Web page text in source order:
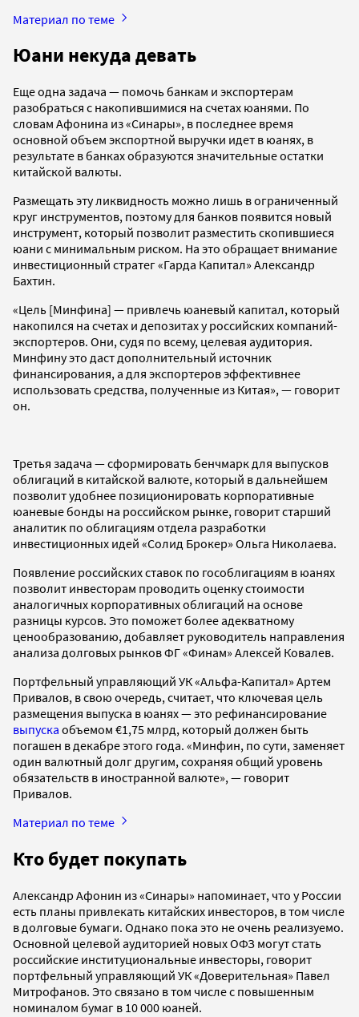
Материал по теме
Юани некуда девать
Еще одна задача — помочь банкам и экспортерам
разобраться с накопившимися на счетах юанями. По
словам Афонина из «Синары», в последнее время
основной объем экспортной выручки идет в юанях, в
результате в банках образуются значительные остатки
китайской валюты.
Размещать эту ликвидность можно лишь в ограниченный
круг инструментов, поэтому для банков появится новый
инструмент, который позволит разместить скопившиеся
юани с минимальным риском. На это обращает внимание
инвестиционный стратег «Гарда Капитал» Александр
Бахтин.
«Цель [Минфина] — привлечь юаневый капитал, который
накопился на счетах и депозитах у российских компаний-
экспортеров. Они, судя по всему, целевая аудитория.
Минфину это даст дополнительный источник
финансирования, а для экспортеров эффективнее
использовать средства, полученные из Китая», — говорит
он.
Третья задача — сформировать бенчмарк для выпусков
облигаций в китайской валюте, который в дальнейшем
позволит удобнее позиционировать корпоративные
юаневые бонды на российском рынке, говорит старший
аналитик по облигациям отдела разработки
инвестиционных идей «Солид Брокер» Ольга Николаева.
Появление российских ставок по гособлигациям в юанях
позволит инвесторам проводить оценку стоимости
аналогичных корпоративных облигаций на основе
разницы курсов. Это поможет более адекватному
ценообразованию, добавляет руководитель направления
анализа долговых рынков ФГ «Финам» Алексей Ковалев.
Портфельный управляющий УК «Альфа-Капитал» Артем
Привалов, в свою очередь, считает, что ключевая цель
размещения выпуска в юанях — это рефинансирование
выпуска объемом €1,75 млрд, который должен быть
погашен в декабре этого года. «Минфин, по сути, заменяет
один валютный долг другим, сохраняя общий уровень
обязательств в иностранной валюте», — говорит
Привалов.
Материал по теме
Кто будет покупать
Александр Афонин из «Синары» напоминает, что у России
есть планы привлекать китайских инвесторов, в том числе
в долговые бумаги. Однако пока это не очень реализуемо.
Основной целевой аудиторией новых ОФЗ могут стать
российские институциональные инвесторы, говорит
портфельный управляющий УК «Доверительная» Павел
Митрофанов. Это связано в том числе с повышенным
номиналом бумаг в 10 000 юаней.